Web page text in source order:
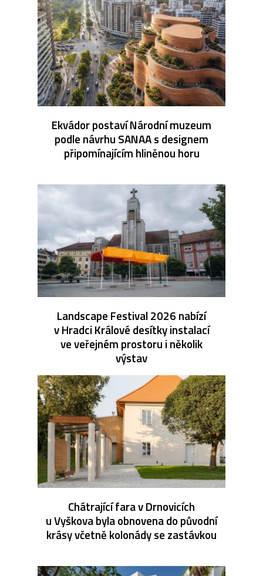
Ekvádor postaví Národní muzeum
podle návrhu SANAA s designem
připomínajícím hliněnou horu
Landscape Festival 2026 nabízí
v Hradci Králové desítky instalací
ve veřejném prostoru i několik
výstav
Chátrající fara v Drnovicích
u Vyškova byla obnovena do původní
krásy včetně kolonády se zastávkou